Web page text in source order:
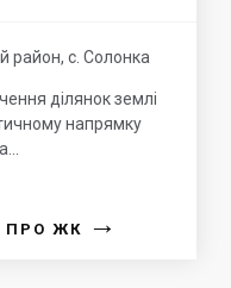
район, с. Солонка
ділянок землі
напрямку
ПРО ЖК →